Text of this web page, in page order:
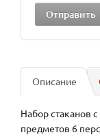
Описание
Набор стаканов
предметов 6